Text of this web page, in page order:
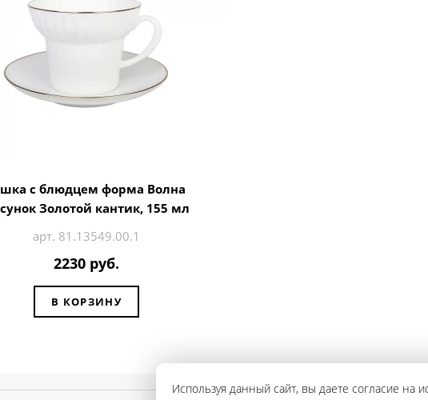
с блюдцем форма Волна
Золотой кантик, 155 мл
арт. 81.13549.00.1
2230 руб.
В КОРЗИНУ
Используя данный сайт, вы даете согласие на